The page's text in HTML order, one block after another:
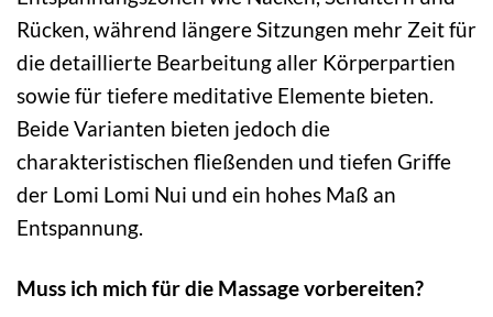
Rücken, während längere Sitzungen mehr Zeit für
die detaillierte Bearbeitung aller Körperpartien
sowie für tiefere meditative Elemente bieten.
Beide Varianten bieten jedoch die
charakteristischen fließenden und tiefen Griffe
der Lomi Lomi Nui und ein hohes Maß an
Entspannung.
Muss ich mich für die Massage vorbereiten?